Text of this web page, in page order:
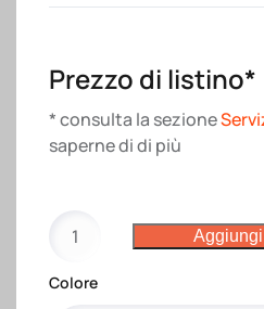
Prezzo di listino*
* consulta la sezione
saperne di di più
bluetooth
V.
Colore